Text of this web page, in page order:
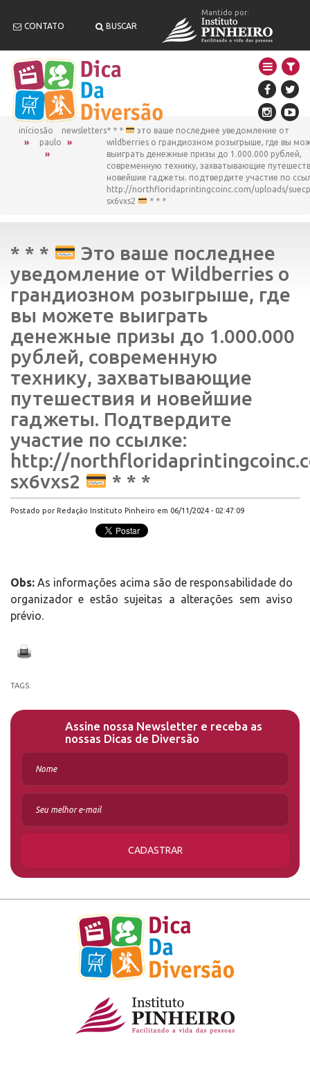
CONTATO BUSCAR
Mantido por:
iníciosão
paulo
newsletters* * *
это ваше последнее уведомление от
wildberries о грандиозном розыгрыше, где вы
выиграть денежные призы до 1.000.000 рублей,
современную технику, захватывающие
новейшие гаджеты. подтвердите участие по
http://northfloridaprintingcoinc.com/uploads/
sx6vxs2
* * *
* * *
Это ваше последнее
уведомление от Wildberries о
грандиозном розыгрыше, где
вы можете выиграть
денежные призы до 1.000.000
рублей, современную
технику, захватывающие
путешествия и новейшие
гаджеты. Подтвердите
участие по ссылке:
http://
sx6vxs2
* * *
Postado por Redação Instituto Pinheiro em 06/11/2024 - 02:47:09
Obs: As informações acima são de responsabilidade do
organizador e estão sujeitas a alterações sem aviso
prévio.
TAGS:
Assine nossa Newsletter e receba as
nossas Dicas de Diversão
CADASTRAR